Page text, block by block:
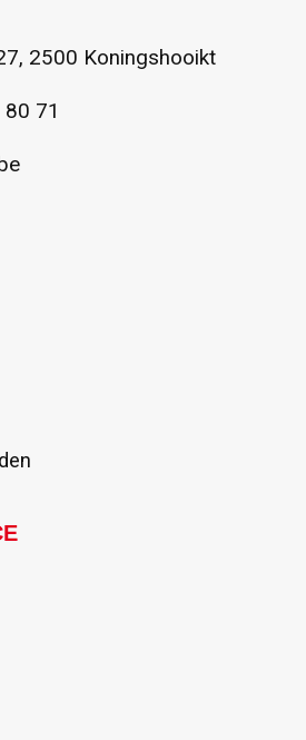
2500 Koningshooikt
71